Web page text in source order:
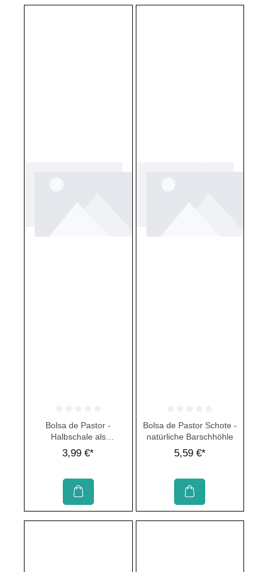
Durchschnittliche Bewertung von 0 von 5 Sternen
Bolsa de Pastor -
Halbschale als
Welsversteck
3,99 €*
Durchschnittliche Bewertung von
Bolsa de Pastor Schote -
natürliche Barschhöhle
5,59 €*